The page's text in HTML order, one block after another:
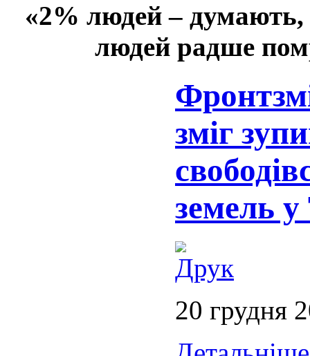
«2% людей –
людей радше
зміг
земель у
20 грудня